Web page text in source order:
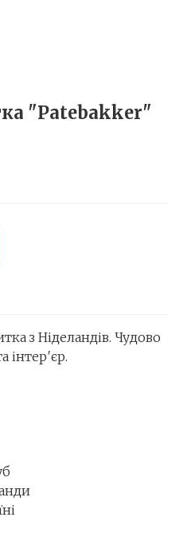
"Patebakker"
з Ніделандів. Чудово
інтер′єр.